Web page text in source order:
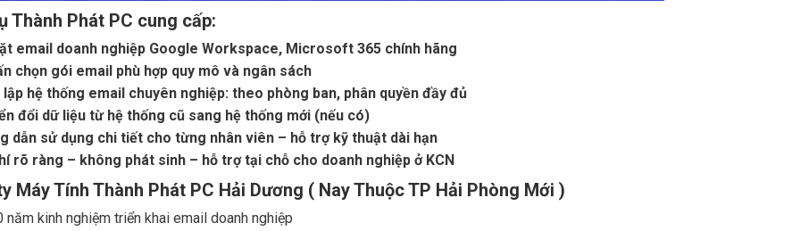
Thành Phát PC cung cấp:
email doanh nghiệp Google Workspace, Microsoft 365 chính hãng
chọn gói email phù hợp quy mô và ngân sách
hệ thống email chuyên nghiệp: theo phòng ban, phân quyền đầy đủ
đổi dữ liệu từ hệ thống cũ sang hệ thống mới (nếu có)
dẫn sử dụng chi tiết cho từng nhân viên – hỗ trợ kỹ thuật dài hạn
rõ ràng – không phát sinh – hỗ trợ tại chỗ cho doanh nghiệp ở KCN
Máy Tính Thành Phát PC Hải Dương ( Nay Thuộc TP Hải Phòng Mới )
năm kinh nghiệm triển khai email doanh nghiệp